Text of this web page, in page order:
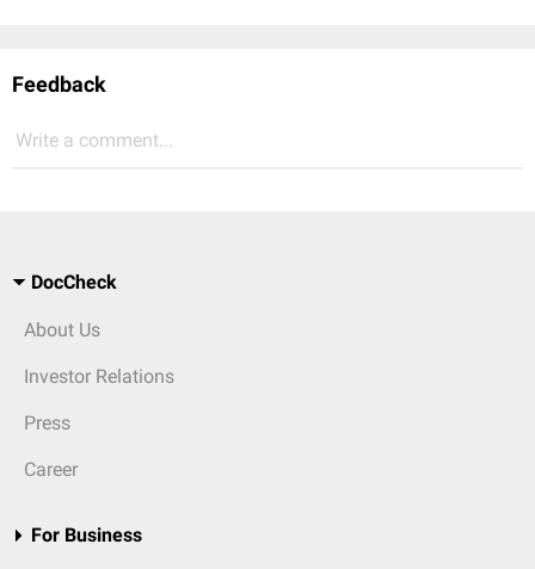
Feedback
Write a comment...
DocCheck
About Us
Investor Relations
Press
Career
For Business